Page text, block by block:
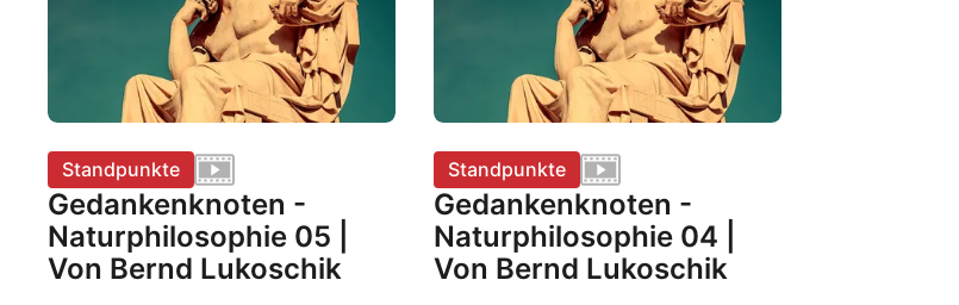
Standpunkte
Gedankenknoten -
Naturphilosophie 05 |
Von Bernd Lukoschik
Standpunkte
Gedankenknoten -
Naturphilosophie 04 |
Von Bernd Lukoschik